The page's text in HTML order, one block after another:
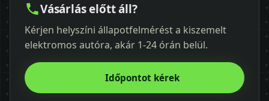
Vásárlás előtt áll?
Kérjen helyszíni állapotfelmérést a kiszemelt
elektromos autóra, akár 1-24 órán belül.
Időpontot kérek